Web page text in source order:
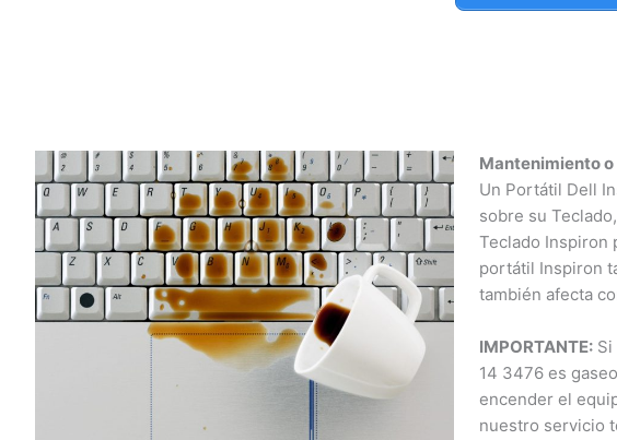
Mantenimiento o
Un Portátil Dell
sobre su
Teclado Inspiron
portátil Inspiron
también afecta
IMPORTANTE:Si
14 3476 es
encender el
nuestro servicio